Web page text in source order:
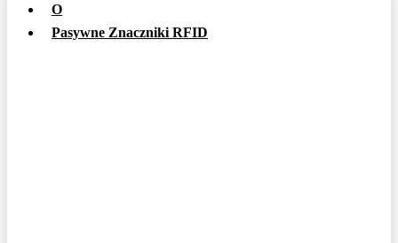
O
Pasywne Znaczniki RFID